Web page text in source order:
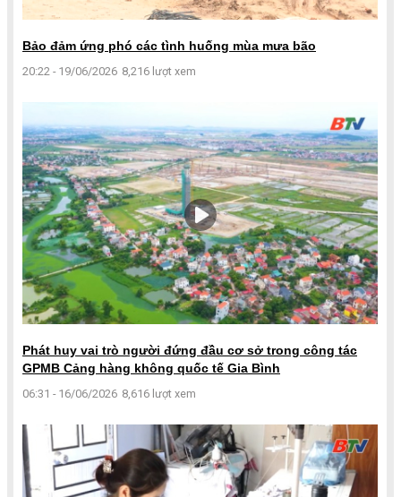
Bảo đảm ứng phó các tình huống mùa mưa bão
20:22 - 19/06/2026 8,216 lượt xem
Phát huy vai trò người đứng đầu cơ sở trong công tác
GPMB Cảng hàng không quốc tế Gia Bình
06:31 - 16/06/2026 8,616 lượt xem